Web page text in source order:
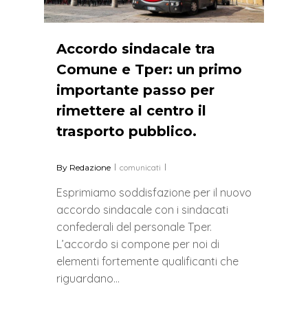
Accordo sindacale tra
Comune e Tper: un primo
importante passo per
rimettere al centro il
trasporto pubblico.
By Redazione comunicati
Esprimiamo soddisfazione per il nuovo
accordo sindacale con i sindacati
confederali del personale Tper.
L’accordo si compone per noi di
elementi fortemente qualificanti che
riguardano…